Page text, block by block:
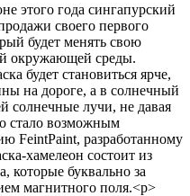
этого года сингапурский
своего первого
будет менять свою
окружающей среды.
будет становиться ярче,
на дороге, а в солнечный
солнечные лучи, не давая
стало возможным
FeintPaint, разработанному
хамелеон состоит из
которые буквально за
магнитного поля.<p>